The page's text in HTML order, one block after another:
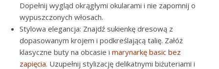
Dopełnij wygląd okrągłymi okularami i nie zapomnij o
wypuszczonych włosach.
Stylowa elegancja: Znajdź sukienkę dresową z
dopasowanym krojem i podkreślającą talię. Załóż
klasyczne buty na obcasie i marynarkę basic bez
zapięcia. Uzupełnij stylizację delikatnymi biżuteriami i